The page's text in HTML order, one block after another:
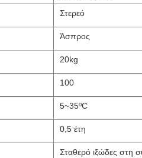
Στερεό
Άσπρος
20kg
100
5~35ºC
0,5 έτη
Σταθερό ιξώδες στη